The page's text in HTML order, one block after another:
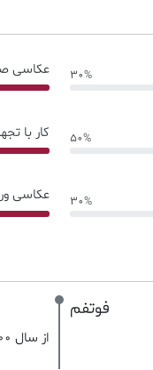
30% عکاسی
30% Complete
50% کار با
30% Complete
30% عکاسی
60% Complete
فوتفم
از سال 1400 تا کنون